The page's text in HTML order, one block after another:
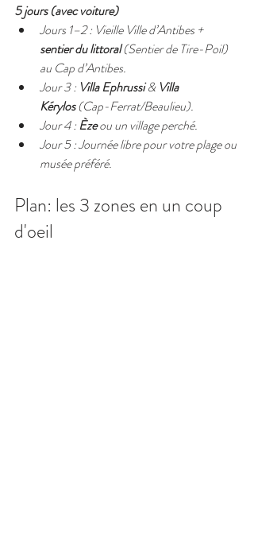
5 jours (avec voiture)
Jours 1–2 : Vieille Ville d’Antibes +
sentier du littoral (Sentier de Tire-Poil)
au Cap d’Antibes.
Jour 3 : Villa Ephrussi & Villa
Kérylos (Cap-Ferrat/Beaulieu).
Jour 4 : Èze ou un village perché.
Jour 5 : Journée libre pour votre plage ou
musée préféré.
Plan: les 3 zones en un coup
d'oeil